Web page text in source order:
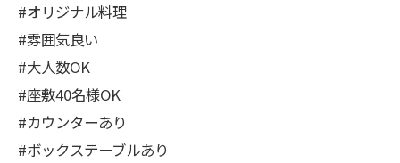
#オリジナル料理
#雰囲気良い
#大人数OK
#座敷40名様OK
#カウンターあり
#ボックステーブルあり